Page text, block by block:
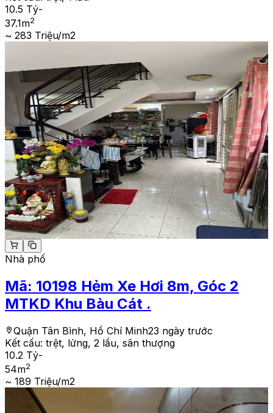
10.5 Tỷ-
37.1m2
~ 283 Triệu/m2
Nhà phố
Mã: 10198 Hẻm Xe Hơi 8m, Góc 2
MTKD Khu Bàu Cát .
Quận Tân Bình, Hồ Chí Minh23 ngày trước
Kết cấu: trệt, lửng, 2 lầu, sân thượng
10.2 Tỷ-
54m2
~ 189 Triệu/m2